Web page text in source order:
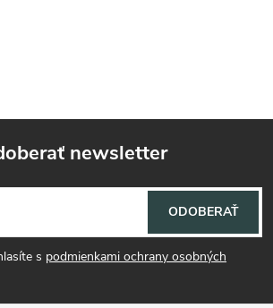
newsletter
s podmienkami ochrany osobných
ODOBERAŤ